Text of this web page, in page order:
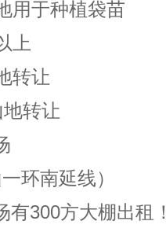
用于种植袋苗
上
转让
转让
环南延线）
有300方大棚出租